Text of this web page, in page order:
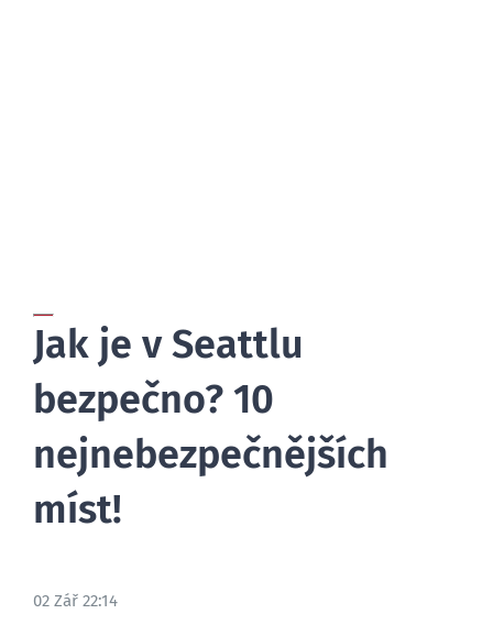
Jak je v Seattlu
bezpečno? 10
nejnebezpečnějších
míst!
02 Zář 22:14